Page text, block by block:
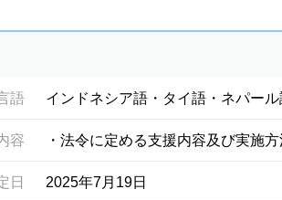
語 インドネシア語・タイ語・ネパー
容 ・法令に定める支援内容及び実施
日 2025年7月19日